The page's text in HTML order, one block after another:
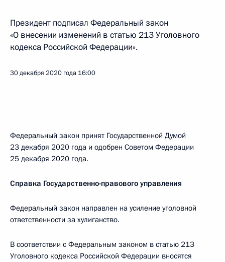
Президент подписал Федеральный закон
«О внесении изменений в статью 213 Уголовного
кодекса Российской Федерации».
30 декабря 2020 года 16:00
Федеральный закон принят Государственной Думой
23 декабря 2020 года и одобрен Советом Федерации
25 декабря 2020 года.
Справка Государственно-правового управления
Федеральный закон направлен на усиление уголовной
ответственности за хулиганство.
В соответствии с Федеральным законом в статью 213
Уголовного кодекса Российской Федерации вносятся